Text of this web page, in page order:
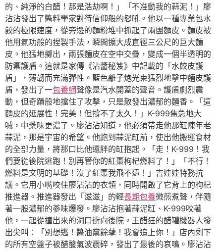
的、純淨的白醋！那是浩劫啊！」「不准動我的蒜泥！」廖
沾沾發出了醬料學家對待信仰般的怒吼。他以一種專業包水
餃的極限速度，從旁邊的麵粉堆中抓起了兩團麵皮。麵皮被
他用氣功般的捏製手法，瞬間擴大成直徑三公尺的巨大麵
皮。他猛地擲出，兩張麵皮在空中交疊，變成一個半透明的
防禦護盾。這就是家傳《沾醬秘笈》中記載的「水餃皮護
盾」，薄韌而充滿彈性。藍色離子炮光束猛烈地擊中麵皮護
盾，發出了一包養網聲像是汽水開蓋的聲音。護盾劇烈震
動，但奇蹟般地擋住了攻擊，只是散發出濃郁的麵香。「這
麵皮的延展性！完美！但撐不了太久！」K-999焦急地大
喊，中藥味更濃了。廖沾沾知道，他必須帶走他那缸陳年老
蒜泥，那是宇宙的希望。他跑到蒜泥缸前，使出他搬運食材
的全部力量，將那口比他還胖的缸抱起。「走！K-999！我
們要從後院逃跑！別再管你的紅棗枸杞燃料了！」「不行！
燃料是文明的基礎！沒了紅棗我飛不遠！」吉娃娃特務抗
議。它用小嘴咬住廖沾沾的衣領，同時開啟了它背上的枸杞
推進器。推進器發出「滋滋」的輕長期包養微煎煮聲，伴隨
著一股濃郁的蔘味爆發。廖沾沾抱著蒜泥缸、K-999咬著
他，一起從撞出來的洞口衝向後院。王醋狂的醋罐機器人發
出尖叫：「別想逃！醬油黨餘孽！我會追上你！」店內剩下
的所有空盤子被醋酸氣波震碎，發出了最後的哀鳴。廖沾沾